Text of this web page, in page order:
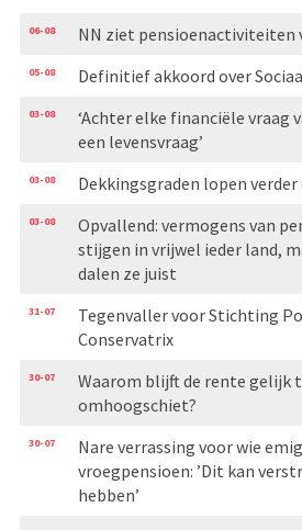
06-08 NN ziet pensioenactiviteiten
05-08 Definitief akkoord over
03-08
‘Achter elke financiële vraag
een levensvraag’
03-08 Dekkingsgraden lopen verder
03-08
Opvallend: vermogens van
stijgen in vrijwel ieder land,
dalen ze juist
31-07
Tegenvaller voor Stichting
Conservatrix
30-07
Waarom blijft de rente gelijk
omhoogschiet?
30-07
Nare verrassing voor wie
vroegpensioen: ’Dit kan
hebben’